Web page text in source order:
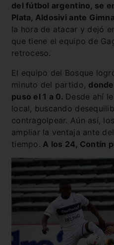
del fútbol argentino, se
Plata, Aldosivi ante
la hora de atacar y dejó
que tiene el equipo de
retroceso.
El equipo del Bosque
minuto del partido,
puso el 1 a 0. Desde ahí
local, buscando
contragolpear. Aún así,
ampliar la ventaja ante
tiempo. A los 24, Contín